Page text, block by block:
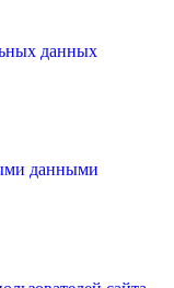
данных
данными